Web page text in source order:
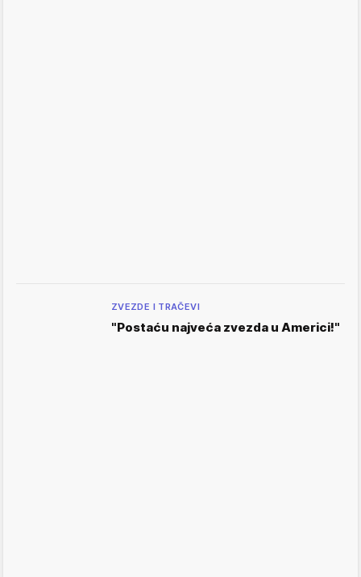
ZVEZDE I TRAČEVI
"Postaću najveća zvezda u Americi!"